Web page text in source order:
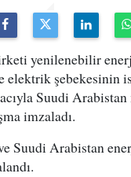
yenilenebilir
elektrik şebekesinin
Suudi
imzaladı.
Suudi Arabistan